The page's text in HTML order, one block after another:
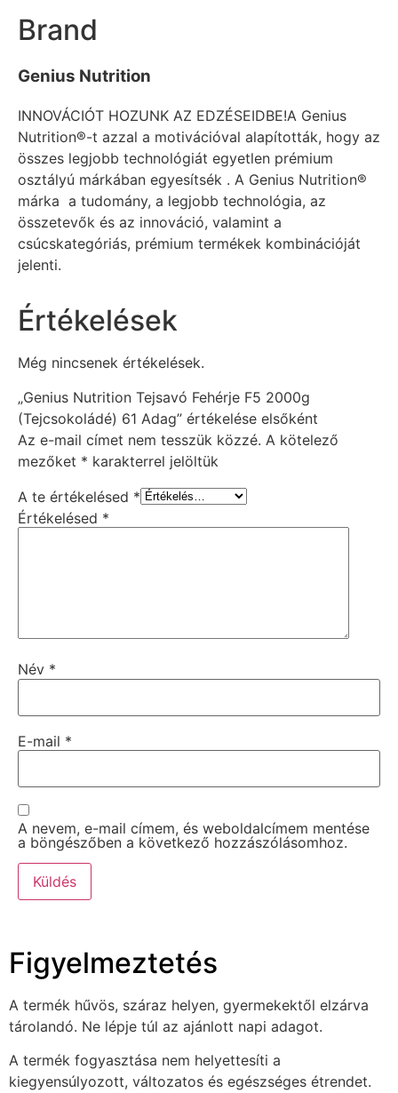
Brand
Genius Nutrition
INNOVÁCIÓT HOZUNK AZ EDZÉSEIDBE!A Genius
Nutrition®-t azzal a motivációval alapították, hogy az
összes legjobb technológiát egyetlen prémium
osztályú márkában egyesítsék . A Genius Nutrition®
márka a tudomány, a legjobb technológia, az
összetevők és az innováció, valamint a
csúcskategóriás, prémium termékek kombinációját
jelenti.
Értékelések
Még nincsenek értékelések.
„Genius Nutrition Tejsavó Fehérje F5 2000g
(Tejcsokoládé) 61 Adag” értékelése elsőként
Az e-mail címet nem tesszük közzé. A kötelező
mezőket * karakterrel jelöltük
A te értékelésed *
Értékelésed *
Név *
E-mail *
A nevem, e-mail címem, és weboldalcímem mentése
a böngészőben a következő hozzászólásomhoz.
Figyelmeztetés
A termék hűvös, száraz helyen, gyermekektől elzárva
tárolandó. Ne lépje túl az ajánlott napi adagot.
A termék fogyasztása nem helyettesíti a
kiegyensúlyozott, változatos és egészséges étrendet.